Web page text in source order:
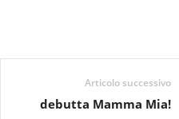
Articolo successivo
debutta Mamma Mia!